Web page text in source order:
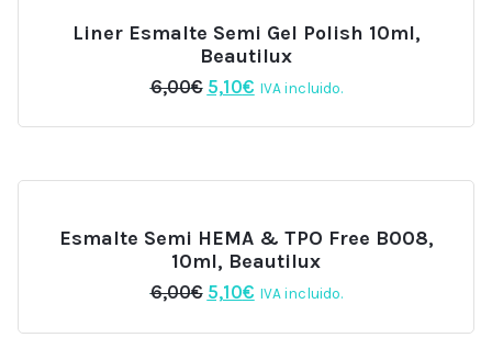
Liner Esmalte Semi Gel Polish 10ml,
Beautilux
6,00€ El
original
5,10€El
actual
IVA incluido.
Esmalte Semi HEMA & TPO Free B008,
10ml, Beautilux
6,00€ El
original
5,10€El
actual
IVA incluido.